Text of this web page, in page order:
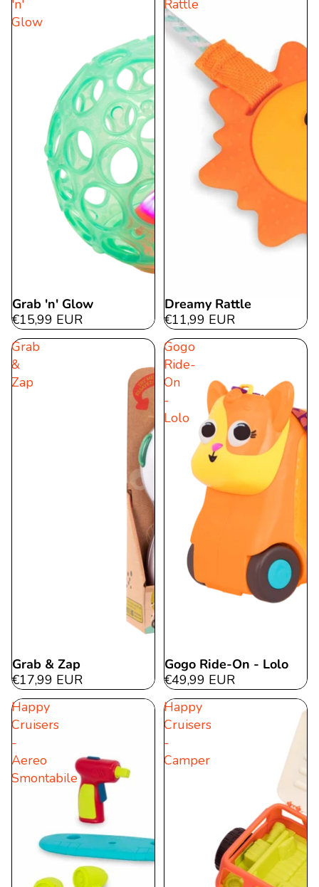
'n'
Glow
Grab 'n' Glow
€15,99 EUR
Rattle
Dreamy Rattle
€11,99 EUR
Grab
&
Zap
Grab & Zap
€17,99 EUR
Gogo
Ride-
On
-
Lolo
Gogo Ride-On - Lolo
€49,99 EUR
Happy
Cruisers
-
Aereo
Smontabile
Happy
Cruisers
-
Camper